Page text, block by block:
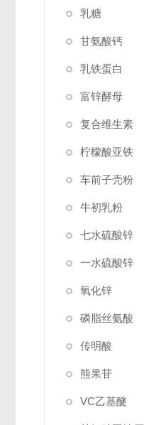
乳糖
甘氨酸钙
乳铁蛋白
富锌酵母
复合维生素
柠檬酸亚铁
车前子壳粉
牛初乳粉
七水硫酸锌
一水硫酸锌
氧化锌
磷脂丝氨酸
传明酸
熊果苷
VC乙基醚